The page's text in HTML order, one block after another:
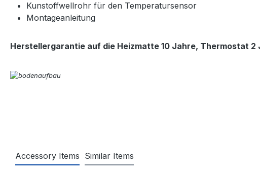
Kunstoffwellrohr für den Temperatursensor
Montageanleitung
Herstellergarantie auf die Heizmatte 10 Jahre, Thermostat 2
Accessory Items Similar Items